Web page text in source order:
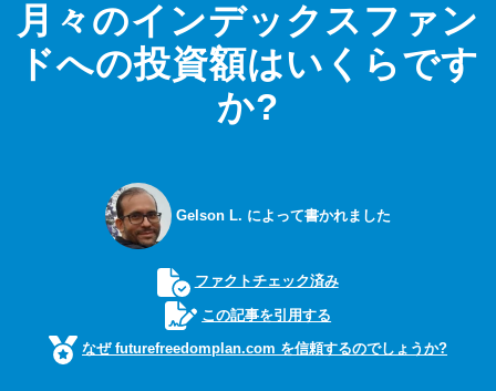
月々のインデックスファン
ドへの投資額はいくらです
か?
Gelson L. によって書かれました
ファクトチェック済み
この記事を引用する
なぜ futurefreedomplan.com を信頼するのでしょうか?